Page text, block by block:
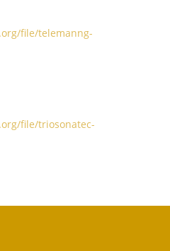
file/telemanng-
file/triosonatec-